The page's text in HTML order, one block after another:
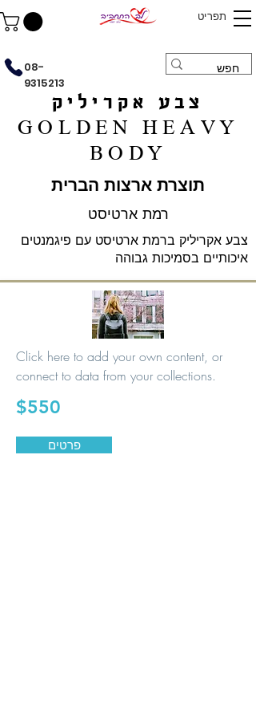
תפריט
08-
9315213
צבע אקריליק
GOLDEN HEAVY
BODY
תוצרת ארצות הברית
רמת ארטיסט
צבע אקריליק ברמת ארטיסט עם פיגמנטים
איכותיים בסמיכות גבוהה
Click here to add your own content, or
connect to data from your collections.
$550
פרטים